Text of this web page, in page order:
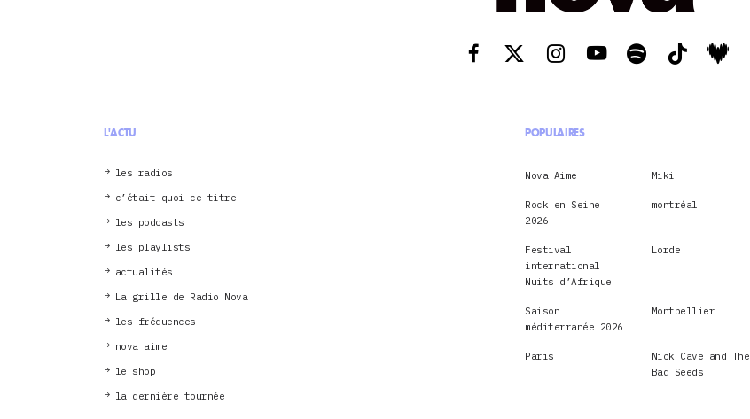
L'ACTU
les radios
c’était quoi ce titre
les podcasts
les playlists
actualités
La grille de Radio Nova
les fréquences
nova aime
le shop
la dernière tournée
POPULAIRES
Nova Aime Miki
Rock en Seine
2026
montréal
Festival
international
Nuits d’Afrique
Lorde
Saison
méditerranée 2026
Montpellier
Paris
Nick Cave and The
Bad Seeds